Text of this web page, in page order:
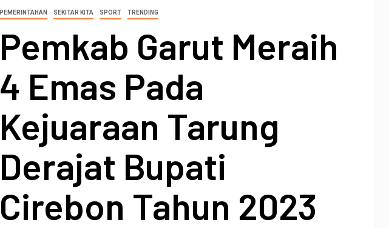
PEMERINTAHAN SEKITAR KITA SPORT TRENDING
Pemkab Garut Meraih
4 Emas Pada
Kejuaraan Tarung
Derajat Bupati
Cirebon Tahun 2023